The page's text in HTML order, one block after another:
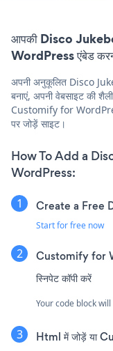
आपकी Disco
WordPress एंबेड
अपनी अनुकूलित Disco
बनाएं, अपनी वेबसाइट की
Customify for
पर जोड़ें साइट।
How To Add a
WordPress:
Create a Free
Start for free now
Customify for
स्निपेट कॉपी करें
Your code block
Html में जोड़ें या